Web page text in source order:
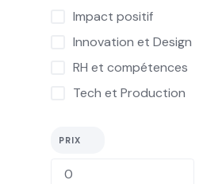
Impact positif
Innovation et Design
RH et compétences
Tech et Production
PRIX